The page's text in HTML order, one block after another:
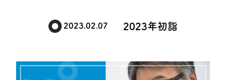
2023.02.07 2023年初詣